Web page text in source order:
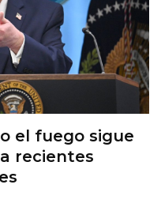
el fuego sigue
recientes